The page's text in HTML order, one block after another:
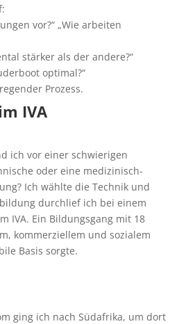
vor?“ „Wie arbeiten
stärker als der andere?“
optimal?“
Prozess.
IVA
ich vor einer schwierigen
oder eine medizinisch-
Ich wählte die Technik und
durchlief ich bei einem
IVA. Ein Bildungsgang mit 18
kommerziellem und sozialem
Basis sorgte.
ging ich nach Südafrika, um dort